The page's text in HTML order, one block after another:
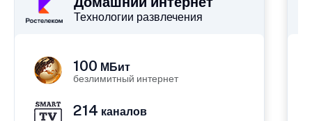
Технологии развлечения
100 МБит
безлимитный интернет
214 каналов